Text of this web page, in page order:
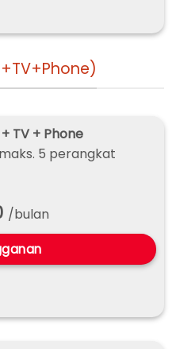
TV + Phone
5 perangkat
/bulan